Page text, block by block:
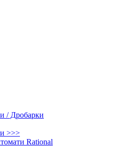
/ Дробарки
>>>
Rational